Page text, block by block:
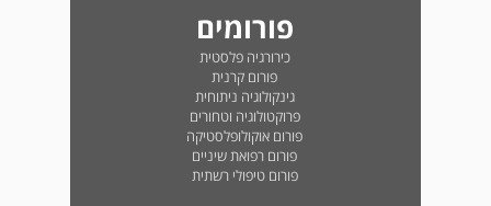
פורומים
כירורגיה פלסטית
פורום קרנית
גינקולוגיה ניתוחית
פרוקטולוגיה וטחורים
פורום אוקולופלסטיקה
פורום רפואת שיניים
פורום טיפולי רשתית